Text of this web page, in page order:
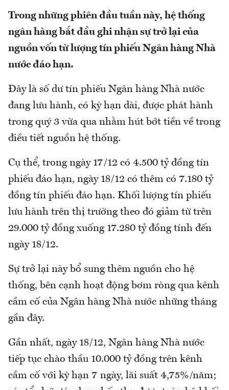
Trong những phiên đầu tuần này, hệ thống
ngân hàng bắt đầu ghi nhận sự trở lại của
nguồn vốn từ lượng tín phiếu Ngân hàng Nhà
nước đáo hạn.
Đây là số dư tín phiếu Ngân hàng Nhà nước
đang lưu hành, có kỳ hạn dài, được phát hành
trong quý 3 vừa qua nhằm hút bớt tiền về trong
điều tiết nguồn hệ thống.
Cụ thể, trong ngày 17/12 có 4.500 tỷ đồng tín
phiếu đáo hạn, ngày 18/12 có thêm có 7.180 tỷ
đồng tín phiếu đáo hạn. Khối lượng tín phiếu
lưu hành trên thị trường theo đó giảm từ trên
29.000 tỷ đồng xuống 17.280 tỷ đồng tính đến
ngày 18/12.
Sự trở lại này bổ sung thêm nguồn cho hệ
thống, bên cạnh hoạt động bơm ròng qua kênh
cầm cố của Ngân hàng Nhà nước những tháng
gần đây.
Gần nhất, ngày 18/12, Ngân hàng Nhà nước
tiếp tục chào thầu 10.000 tỷ đồng trên kênh
cầm cố với kỳ hạn 7 ngày, lãi suất 4,75%/năm;